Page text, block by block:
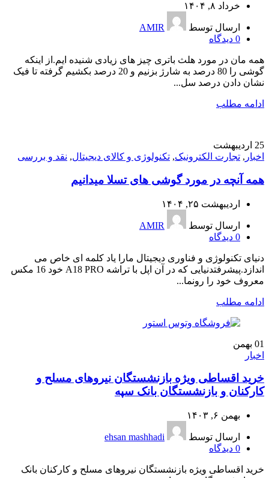
خرداد ۸, ۱۴۰۴
ارسال توسط
AMIR
0 دیدگاه
همه مان در مورد هلث باتری چیز های زیادی شنیده ایم.از اینکه
گوشی را 80 درصد به شارژ بزنیم و 20 درصد بکشیم گرفته تا فیک
نشان دادن درصد سل...
ادامه مطلب
25 اردیبهشت
اخبار , تجارت الکترونیک, تکنولوژی و کالای دیجیتال, نقد و بررسی
همه آنچه در مورد گوشی های تسلا میدانیم
اردیبهشت ۲۵, ۱۴۰۴
ارسال توسط
AMIR
0 دیدگاه
دنیای تکنولوژی و فناوری دیجیتال مارا یاد کلمه ای خاص می
اندازد.پیشرفتدنیایی که در آن اپل با تراشه A18 PRO خود 16 مکس
معروف خود را رونما...
ادامه مطلب
01 بهمن
اخبار
خرید اقساطی ویژه بازنشستگان نیروهای مسلح و
کارکنان و بازنشستگان بانک سپه
بهمن ۶, ۱۴۰۳
ارسال توسط
ehsan mashhadi
0 دیدگاه
خرید اقساطی ویژه بازنشستگان نیروهای مسلح و کارکنان بانک